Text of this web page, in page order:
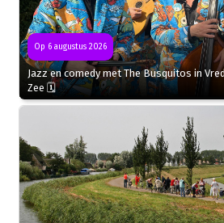
Op 6 augustus 2026
Jazz en comedy met The Busquitos in
Zee 🗓